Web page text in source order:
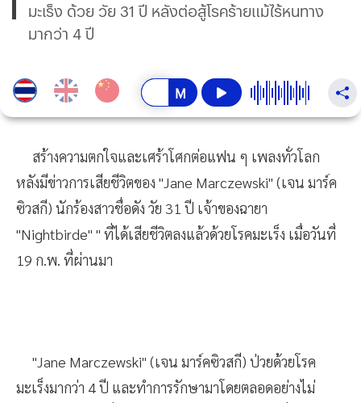
มะเร็ง ด้วย วัย 31 ปี หลังต่อสู้โรคร้ายแม้ไร้หนทาง
มากว่า 4 ปี
สร้างความตกใจและเศร้าโศกต่อแฟน ๆ เพลงทั่วโลก
หลังมีข่าวการเสียชีวิตของ "Jane Marczewski" (เจน มาร์ค
ซิวสกี) นักร้องสาวชื่อดัง วัย 31 ปี เจ้าของฉายา
"Nightbirde" " ที่ได้เสียชีวิตลงแล้วด้วยโรคมะเร็ง เมื่อวันที่
19 ก.พ. ที่ผ่านมา
"Jane Marczewski" (เจน มาร์คซิวสกี) ป่วยด้วยโรค
มะเร็งมากว่า 4 ปี และทำการรักษามาโดยตลอดอย่างไม่